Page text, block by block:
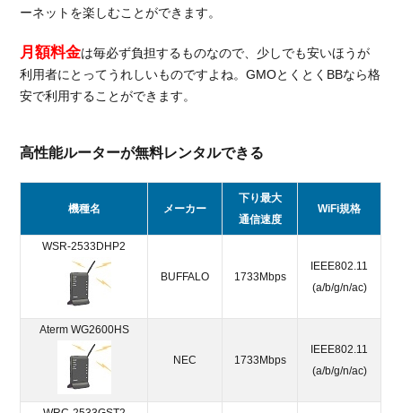
ーネットを楽しむことができます。
月額料金は毎必ず負担するものなので、少しでも安いほうが
利用者にとってうれしいものですよね。GMOとくとくBBなら格
安で利用することができます。
高性能ルーターが無料レンタルできる
機種名 メーカー
下り最大
通信速度
WiFi規格
WSR-2533DHP2
BUFFALO 1733Mbps
IEEE802.11
(a/b/g/n/ac)
Aterm WG2600HS
NEC 1733Mbps
IEEE802.11
(a/b/g/n/ac)